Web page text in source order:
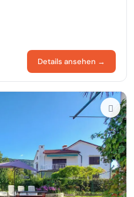
Details ansehen →